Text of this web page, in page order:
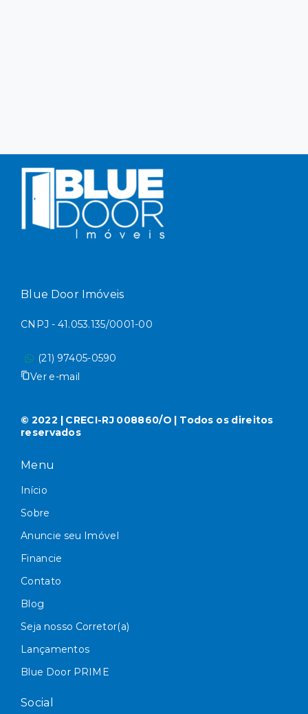
Blue Door Imóveis
CNPJ - 41.053.135/0001-00
(21) 97405-0590
Ver e-mail
© 2022 | CRECI-RJ 008860/O | Todos os direitos
reservados
Menu
Início
Sobre
Anuncie seu Imóvel
Financie
Contato
Blog
Seja nosso Corretor(a)
Lançamentos
Blue Door PRIME
Social